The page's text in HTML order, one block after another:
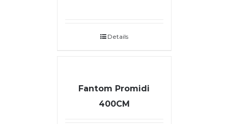
Details
Fantom Promidi
400CM